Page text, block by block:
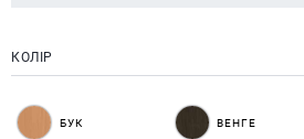
КОЛІР
БУК ВЕНГЕ